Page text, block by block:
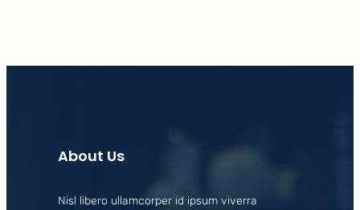
About Us
Nisl libero ullamcorper id ipsum viverra